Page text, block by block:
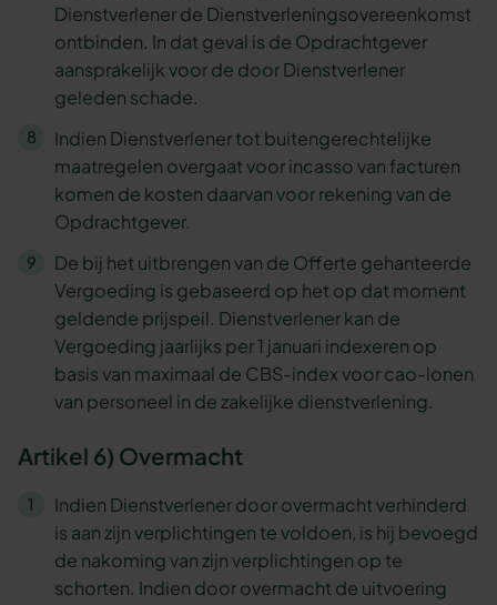
Dienstverlener de Dienstverleningsovereenkomst
ontbinden. In dat geval is de Opdrachtgever
aansprakelijk voor de door Dienstverlener
geleden schade.
Indien Dienstverlener tot buitengerechtelijke
maatregelen overgaat voor incasso van facturen
komen de kosten daarvan voor rekening van de
Opdrachtgever.
De bij het uitbrengen van de Offerte gehanteerde
Vergoeding is gebaseerd op het op dat moment
geldende prijspeil. Dienstverlener kan de
Vergoeding jaarlijks per 1 januari indexeren op
basis van maximaal de CBS-index voor cao-lonen
van personeel in de zakelijke dienstverlening.
Artikel 6) Overmacht
Indien Dienstverlener door overmacht verhinderd
is aan zijn verplichtingen te voldoen, is hij bevoegd
de nakoming van zijn verplichtingen op te
schorten. Indien door overmacht de uitvoering